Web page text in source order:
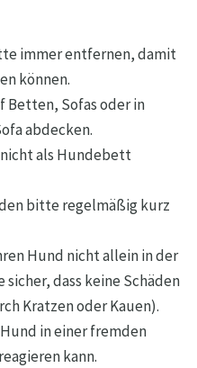
immer entfernen, damit
können.
Betten, Sofas oder in
abdecken.
als Hundebett
bitte regelmäßig kurz
Hund nicht allein in der
dass keine Schäden
Kratzen oder Kauen).
in einer fremden
kann.